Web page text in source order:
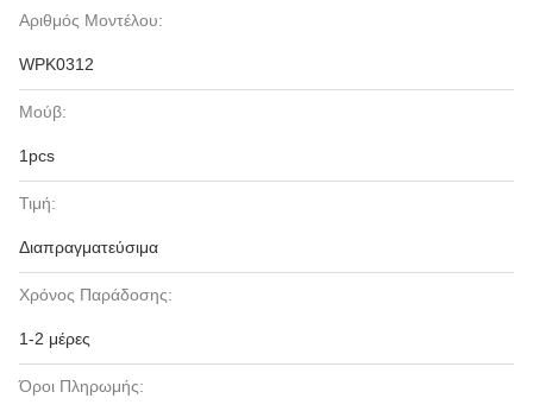
Αριθμός Μοντέλου:
WPK0312
Μούβ:
1pcs
Τιμή:
Διαπραγματεύσιμα
Χρόνος Παράδοσης:
1-2 μέρες
Όροι Πληρωμής: